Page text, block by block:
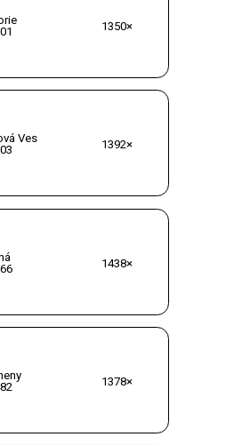
1350×
Ves
1392×
1438×
1378×